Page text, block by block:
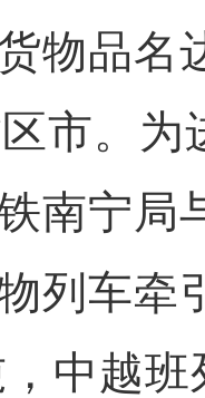
物品名
市。为
南宁局
列车牵
中越